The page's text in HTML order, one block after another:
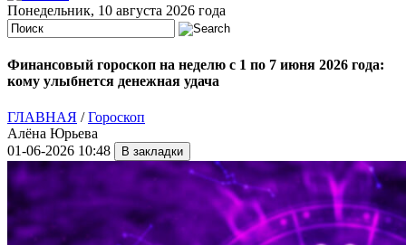
Понедельник, 10 августа 2026 года
Финансовый гороскоп на неделю с 1 по 7 июня 2026 года:
кому улыбнется денежная удача
ГЛАВНАЯ /Гороскоп
Алёна Юрьева
01-06-2026 10:48